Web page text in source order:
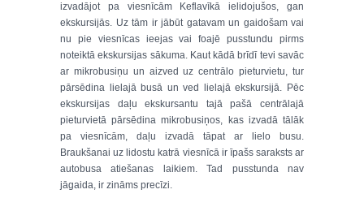
izvadājot pa viesnīcām Keflavīkā ielidojušos, gan
ekskursijās. Uz tām ir jābūt gatavam un gaidošam vai
nu pie viesnīcas ieejas vai foajē pusstundu pirms
noteiktā ekskursijas sākuma. Kaut kādā brīdī tevi savāc
ar mikrobusiņu un aizved uz centrālo pieturvietu, tur
pārsēdina lielajā busā un ved lielajā ekskursijā. Pēc
ekskursijas daļu ekskursantu tajā pašā centrālajā
pieturvietā pārsēdina mikrobusiņos, kas izvadā tālāk
pa viesnīcām, daļu izvadā tāpat ar lielo busu.
Braukšanai uz lidostu katrā viesnīcā ir īpašs saraksts ar
autobusa atiešanas laikiem. Tad pusstunda nav
jāgaida, ir zināms precīzi.